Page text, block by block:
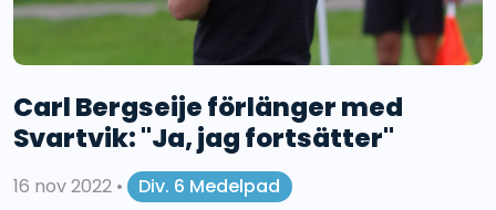
Carl Bergseije förlänger med
Svartvik: "Ja, jag fortsätter"
16 nov 2022 •
Div. 6 Medelpad